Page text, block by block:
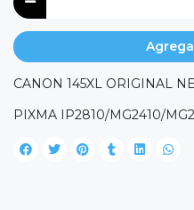
CANON 145XL ORIGINAL
PIXMA IP2810/MG2410/